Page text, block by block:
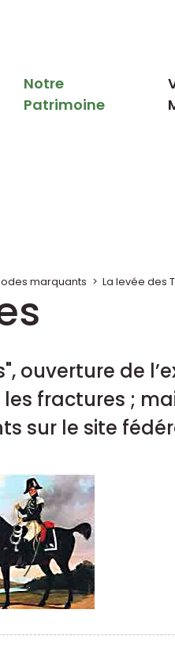
Notre
Patrimoine
marquants > La levée des
ouverture de
fractures ;
sur le site